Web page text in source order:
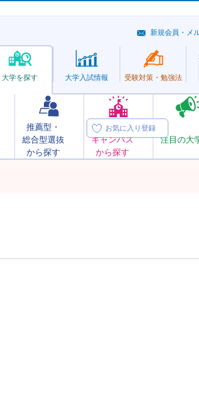
大学を探す
推薦型・
総合型選抜
から探す
オープン
キャンパス
から探す
注目の大
大学入試情報 受験対策・ 勉強法
新規会員・メ
お気に入り登録